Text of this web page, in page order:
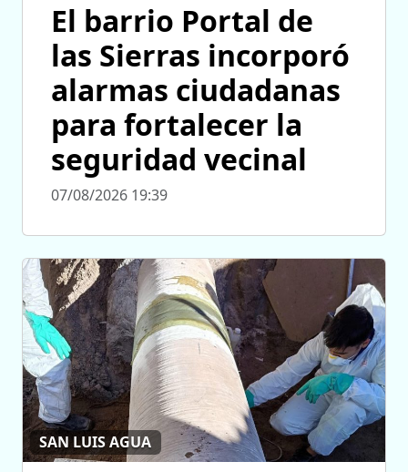
El barrio Portal de
las Sierras incorporó
alarmas ciudadanas
para fortalecer la
seguridad vecinal
07/08/2026 19:39
SAN LUIS AGUA